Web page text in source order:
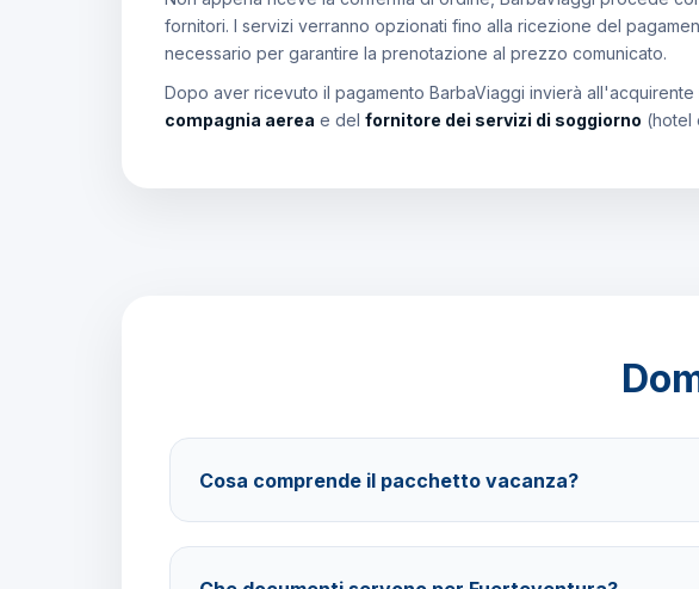
fornitori. I servizi verranno opzionati fino alla ricezione del
necessario per garantire la prenotazione al prezzo comunicato.
Dopo aver ricevuto il pagamento BarbaViaggi invierà all'acquirente
compagnia aerea e del fornitore dei servizi di soggiorno (hotel
Cosa comprende il pacchetto vacanza?
trattamento Solo Pernottamento e assistenza BarbaViaggi.